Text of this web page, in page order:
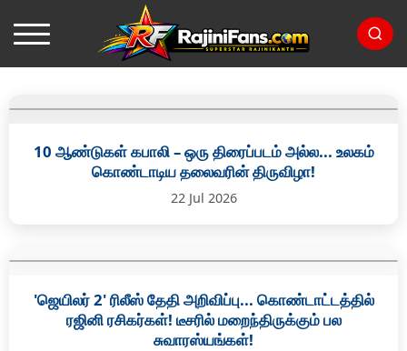
10 ஆண்டுகள் கபாலி – ஒரு திரைப்படம் அல்ல... உலகம்
கொண்டாடிய தலைவரின் திருவிழா!
22 Jul 2026
'ஜெயிலர் 2' ரிலீஸ் தேதி அறிவிப்பு... கொண்டாட்டத்தில்
ரஜினி ரசிகர்கள்! டீசரில் மறைந்திருக்கும் பல
சுவாரஸ்யங்கள்!